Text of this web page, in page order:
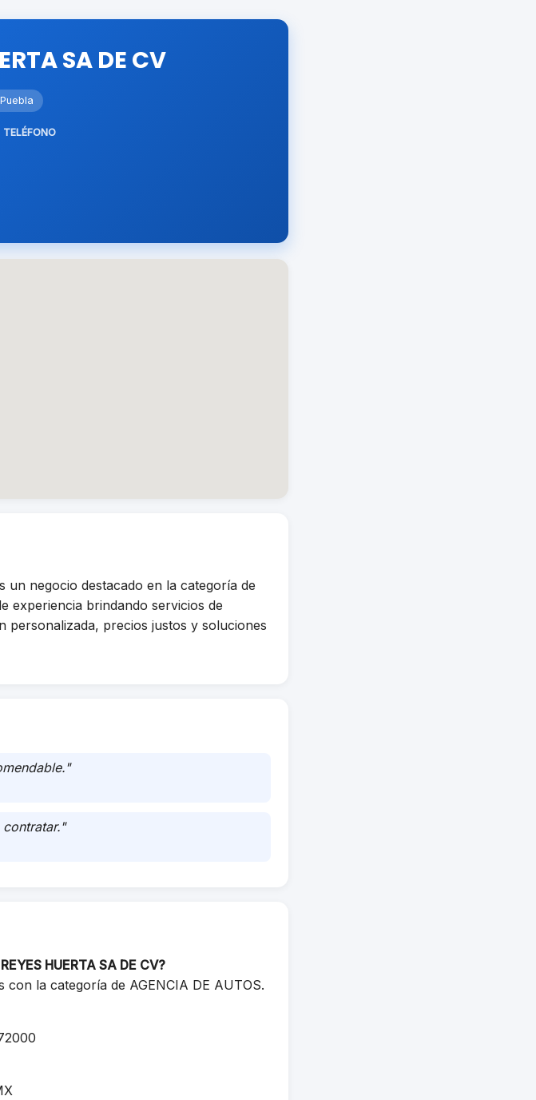
SA DE CV
TELÉFONO
un negocio destacado en la categoría de
experiencia brindando servicios de
precios justos y soluciones
HUERTA SA DE CV?
la categoría de AGENCIA DE AUTOS.